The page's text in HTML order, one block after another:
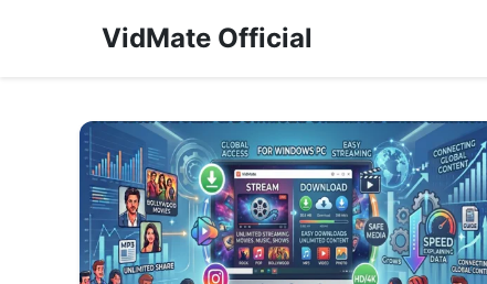
VidMate Official